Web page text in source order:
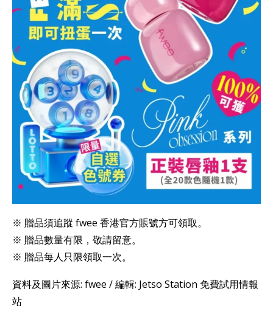
※ 贈品須追蹤 fwee 香港官方賬號方可領取。
※ 贈品數量有限，敬請留意。
※ 贈品每人只限領取一次。
資料及圖片來源: fwee / 編輯: Jetso Station 免費試用情報
站